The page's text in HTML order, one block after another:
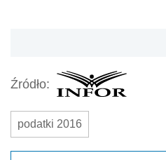
Źródło:
podatki 2016